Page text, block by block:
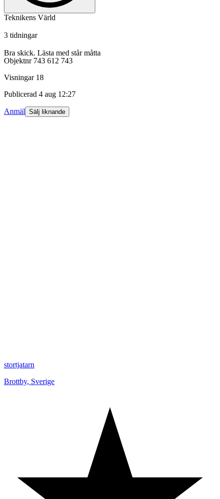
Teknikens Värld
3 tidningar
Bra skick. Lästa med står måtta
Objektnr 743 612 743
Visningar 18
Publicerad 4 aug 12:27
Anmäl Sälj liknande
stortjatarn
Brottby, Sverige